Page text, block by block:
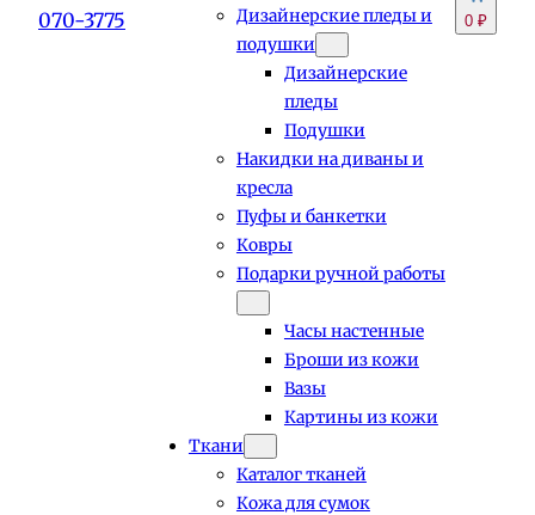
070-3775
Дизайнерские пледы и
подушки
Дизайнерские
пледы
Подушки
Накидки на диваны и
кресла
Пуфы и банкетки
Ковры
Подарки ручной работы
Часы настенные
Броши из кожи
Вазы
Картины из кожи
Ткани
Каталог тканей
Кожа для сумок
0 ₽